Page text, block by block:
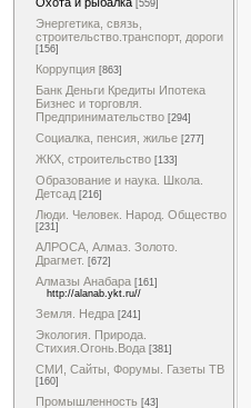
[559]
Энергетика, связь,
строительство.транспорт, дороги
[156]
Коррупция [863]
Банк Деньги Кредиты Ипотека
Бизнес и торговля.
Предпринимательство [294]
Социалка, пенсия, жилье [277]
ЖКХ, строительство [133]
Образование и наука. Школа.
Детсад [216]
Люди. Человек. Народ. Общество
[231]
АЛРОСА, Алмаз. Золото.
Драгмет. [672]
Алмазы Анабара [161]
http://alanab.ykt.ru//
Земля. Недра [241]
Экология. Природа.
Стихия.Огонь.Вода [381]
СМИ, Сайты, Форумы. Газеты ТВ
[160]
Промышленность [43]